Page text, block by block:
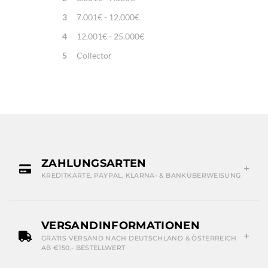
3
7.001€ - 12.000€
4
12.001€ - 25.000€
5
Collector
ZAHLUNGSARTEN
KREDITKARTE, PAYPAL, KLARNA- & BANKÜBERWEISUNG
VERSANDINFORMATIONEN
GRATIS VERSAND NACH DEUTSCHLAND & ÖSTERREICH
AB €150,- BESTELLWERT